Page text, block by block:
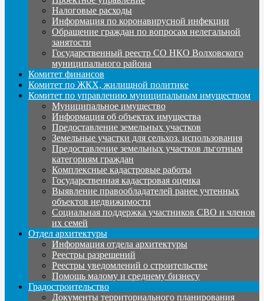
Налоговые расходы
Информация по коронавирусной инфекции
Обращение граждан по вопросам нелегальной
занятости
Государственный реестр СО НКО Волховского
муниципального района
Комитет финансов
Комитет по ЖКХ, жилищной политике
Комитет по управлению муниципальным имуществом
Муниципальное имущество
Информация об объектах имущества
Предоставление земельных участков
Земельные участки для сельхоз. использования
Предоставление земельных участков льготным
категориям граждан
Комплексные кадастровые работы
Государственная кадастровая оценка
Выявление правообладателей ранее учтенных
объектов недвижимости
Социальная поддержка участников СВО и членов
их семей
Отдел архитектуры
Информация отдела архитектуры
Реестры разрешений
Реестры уведомлений о строительстве
Помощь малому и среднему бизнесу
Градостроительство
Документы территориального планирования